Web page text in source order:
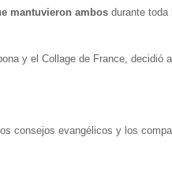
mantuvieron ambos durante toda
y el Collage de France,
consejos evangélicos y los